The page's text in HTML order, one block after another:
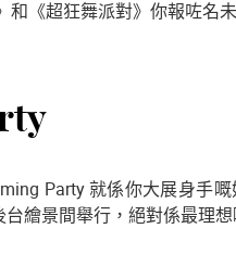
和《超狂舞派對》你報咗名
Party 就係你大展身手嘅
繪景間舉行，絕對係最理